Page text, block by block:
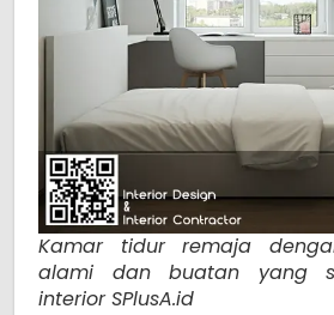
Kamar tidur remaja
alami dan buatan yang
interior SPlusA.id